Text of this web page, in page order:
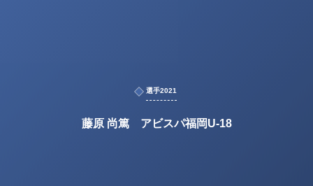
選手2021
藤原 尚篤 アビスパ福岡U-18